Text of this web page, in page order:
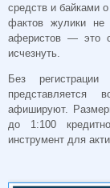
средств и байками
фактов жулики не
аферистов — это
исчезнуть.
Без
афишируют.
до 1:100
инструмент для